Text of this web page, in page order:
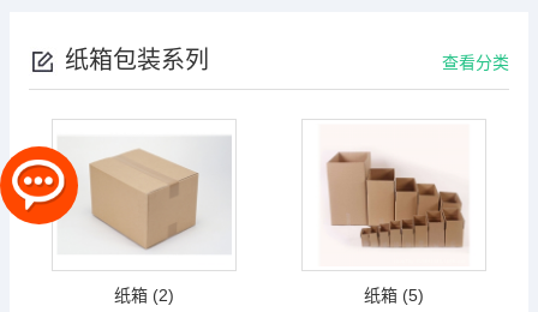
纸箱包装系列 查看分类
纸箱 (2) 纸箱 (5)